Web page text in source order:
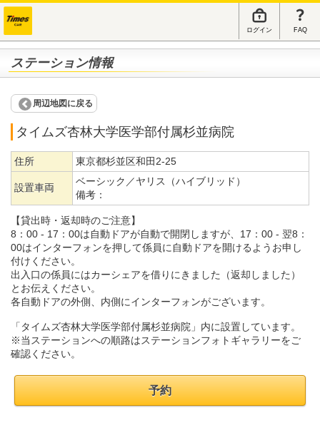
ログイン FAQ
ステーション情報
周辺地図に戻る
タイムズ杏林大学医学部付属杉並病院
住所 東京都杉並区和田2-25
設置車両
ベーシック／ヤリス（ハイブリッド）
備考：
【貸出時・返却時のご注意】
8：00 - 17：00は自動ドアが自動で開閉しますが、17：00 - 翌8：
00はインターフォンを押して係員に自動ドアを開けるようお申し
付けください。
出入口の係員にはカーシェアを借りにきました（返却しました）
とお伝えください。
各自動ドアの外側、内側にインターフォンがございます。
「タイムズ杏林大学医学部付属杉並病院」内に設置しています。
※当ステーションへの順路はステーションフォトギャラリーをご
確認ください。
予約